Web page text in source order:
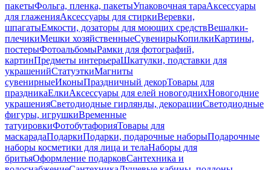
пакетыФольга, пленка, пакетыУпаковочная тараАксессуары
для глаженияАксессуары для стиркиВеревки,
шпагатыЕмкости, дозаторы для моющих средствВешалки-
плечикиМешки хозяйственныеСувенирыКопилкиКартины,
постерыФотоальбомыРамки для фотографий,
картинПредметы интерьераШкатулки, подставки для
украшенийСтатуэткиМагниты
сувенирныеИконыПраздничный декорТовары для
праздникаЕлкиАксессуары для елей новогоднихНовогодние
украшенияСветодиодные гирлянды, декорацииСветодиодные
фигуры, игрушкиВременные
татуировкиФотобутафорияТовары для
маскарадаПодаркиПодарки, подарочные наборыПодарочные
наборы косметики для лица и телаНаборы для
бритьяОформление подарковСантехника и